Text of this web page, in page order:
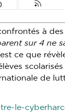
à
sur 4 ne
ce que
de
le-